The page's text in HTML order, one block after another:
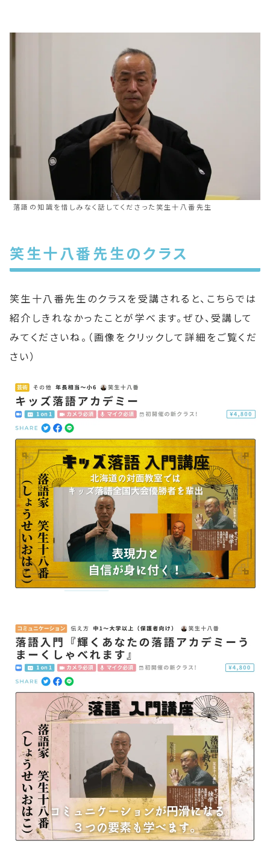
落語の知識を惜しみなく話してくださった笑生十八番先生
笑生十八番先生のクラス
笑生十八番先生のクラスを受講されると、こちらでは
紹介しきれなかったことが学べます。ぜひ、受講して
みてくださいね。（画像をクリックして詳細をご覧くだ
さい）